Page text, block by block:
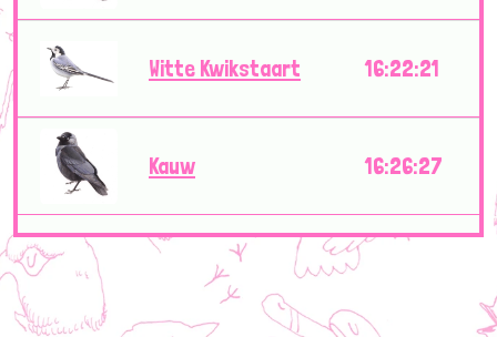
Witte Kwikstaart 16:22:21
Kauw 16:26:27